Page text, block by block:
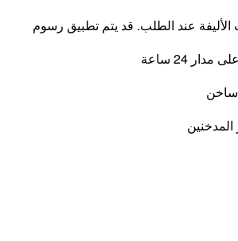
الأليفة عند الطلب. قد يتم تطبيق رسوم
24 ساعة